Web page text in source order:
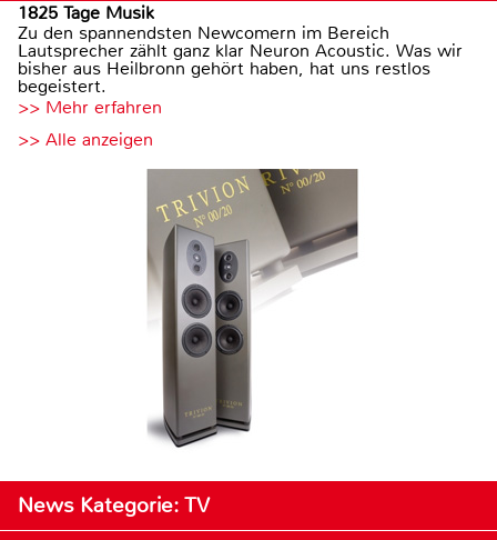
1825 Tage Musik
Zu den spannendsten Newcomern im Bereich
Lautsprecher zählt ganz klar Neuron Acoustic. Was wir
bisher aus Heilbronn gehört haben, hat uns restlos
begeistert.
>> Mehr erfahren
>> Alle anzeigen
News Kategorie: TV